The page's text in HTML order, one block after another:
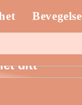
Bevegelse
kolber til
ditt